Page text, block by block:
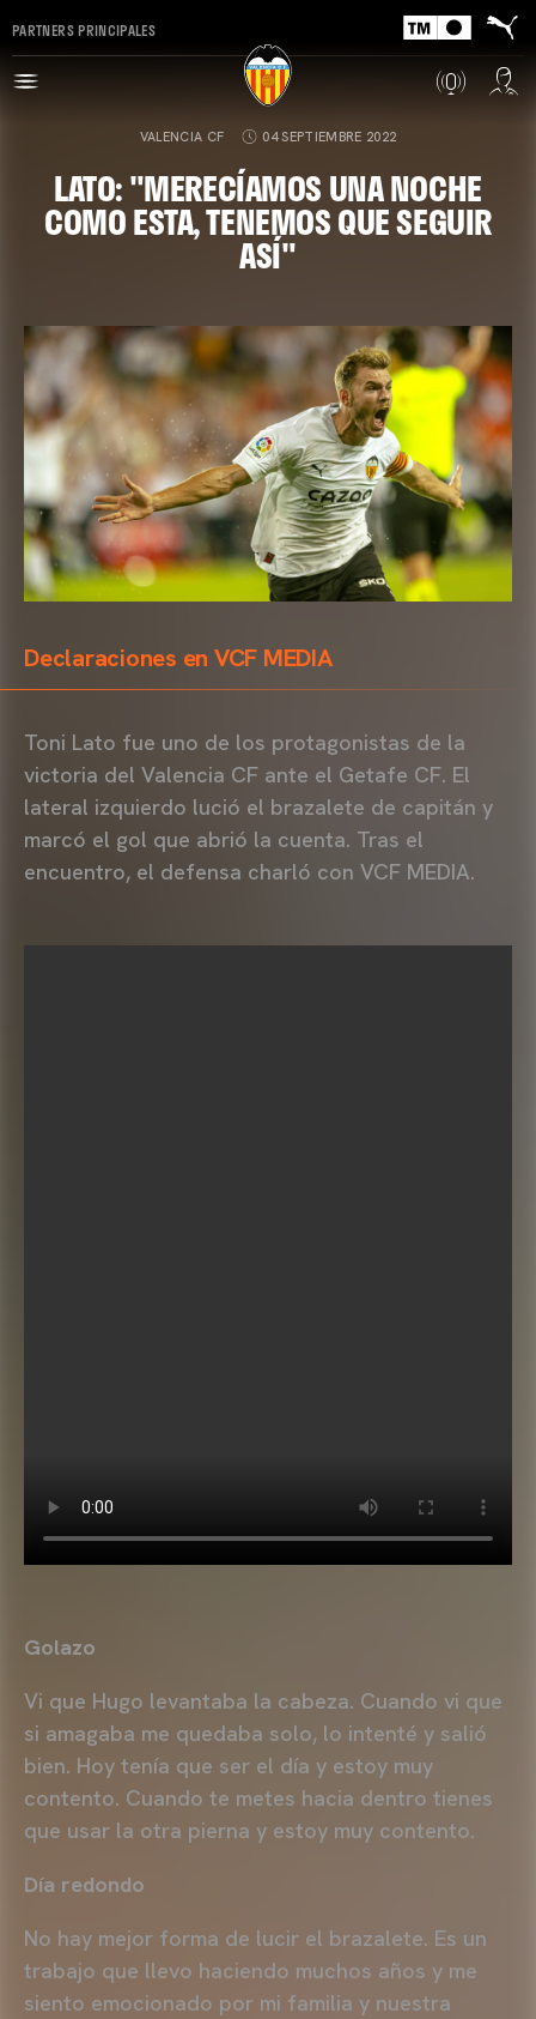
PARTNERS PRINCIPALES
VALENCIA CF 04 SEPTIEMBRE 2022
LATO: "MERECÍAMOS UNA NOCHE
COMO ESTA, TENEMOS QUE SEGUIR
ASÍ"
Declaraciones en VCF MEDIA
Toni Lato fue uno de los protagonistas de la
victoria del Valencia CF ante el Getafe CF. El
lateral izquierdo lució el brazalete de capitán y
marcó el gol que abrió la cuenta. Tras el
encuentro, el defensa charló con VCF MEDIA.
Golazo
Vi que Hugo levantaba la cabeza. Cuando vi que
si amagaba me quedaba solo, lo intenté y salió
bien. Hoy tenía que ser el día y estoy muy
contento. Cuando te metes hacia dentro tienes
que usar la otra pierna y estoy muy contento.
Día redondo
No hay mejor forma de lucir el brazalete. Es un
trabajo que llevo haciendo muchos años y me
siento emocionado por mi familia y nuestra